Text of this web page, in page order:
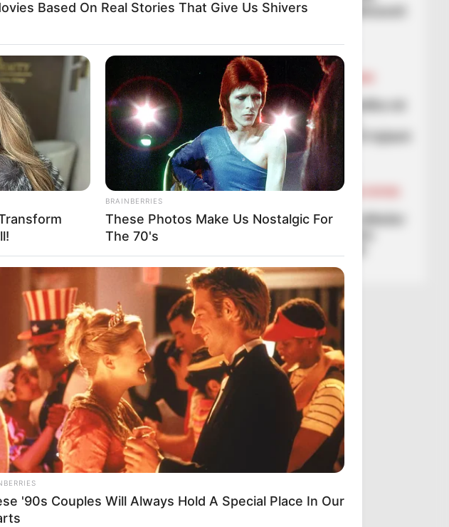
që më kanë
që s’do të
kolegët e mi në
shifrat flasin kundër sulmuesit
March 15, 2026 Sport Ekspres
BALLINA BALLINA STATIKE
FUTBOLL SHQIPTAR
KAT. SUPERIORE
SUPERIORE STATIKE
VIDEO/ Emocione të mëdha në
ndeshjen e Superiores,
Partizani barazon me 10 lojtarë
kundër Vorës
March 15, 2026 Sport Ekspres
BALLINA BALLINA STATIKE BOTA STATIKE
“I pashë të gjithë duke shkulur
March 15, 2026 Sport Ekspres
Based On Real Stories That Give Us Shivers
BRAINBERRIES
These Photos Make Us Nostalgic For
The 70's
'90s Couples Will Always Hold A Special Place In Our